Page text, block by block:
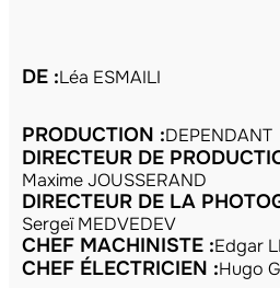
DE :Léa ESMAILI
PRODUCTION :DEPENDANT
DIRECTEUR DE
Maxime JOUSSERAND
DIRECTEUR DE LA
Sergeï MEDVEDEV
CHEF MACHINISTE :Edgar
CHEF ÉLECTRICIEN :Hugo